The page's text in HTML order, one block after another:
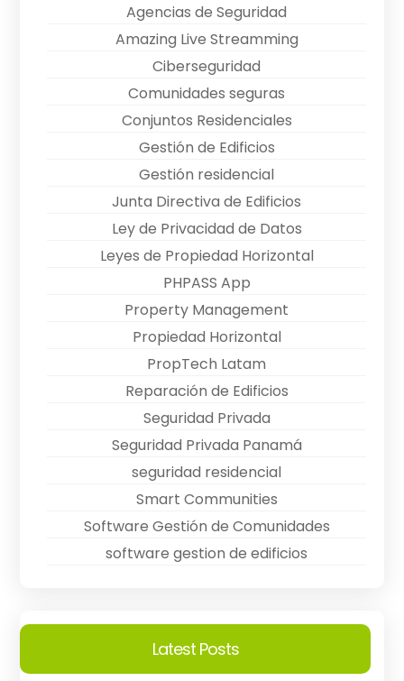
Agencias de Seguridad
Amazing Live Streamming
Ciberseguridad
Comunidades seguras
Conjuntos Residenciales
Gestión de Edificios
Gestión residencial
Junta Directiva de Edificios
Ley de Privacidad de Datos
Leyes de Propiedad Horizontal
PHPASS App
Property Management
Propiedad Horizontal
PropTech Latam
Reparación de Edificios
Seguridad Privada
Seguridad Privada Panamá
seguridad residencial
Smart Communities
Software Gestión de Comunidades
software gestion de edificios
Latest Posts